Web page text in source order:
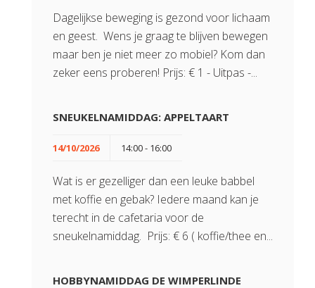
Dagelijkse beweging is gezond voor lichaam
en geest. Wens je graag te blijven bewegen
maar ben je niet meer zo mobiel? Kom dan
zeker eens proberen! Prijs: € 1 - Uitpas -...
SNEUKELNAMIDDAG: APPELTAART
14/10/2026 14:00 - 16:00
Wat is er gezelliger dan een leuke babbel
met koffie en gebak? Iedere maand kan je
terecht in de cafetaria voor de
sneukelnamiddag. Prijs: € 6 ( koffie/thee en...
HOBBYNAMIDDAG DE WIMPERLINDE